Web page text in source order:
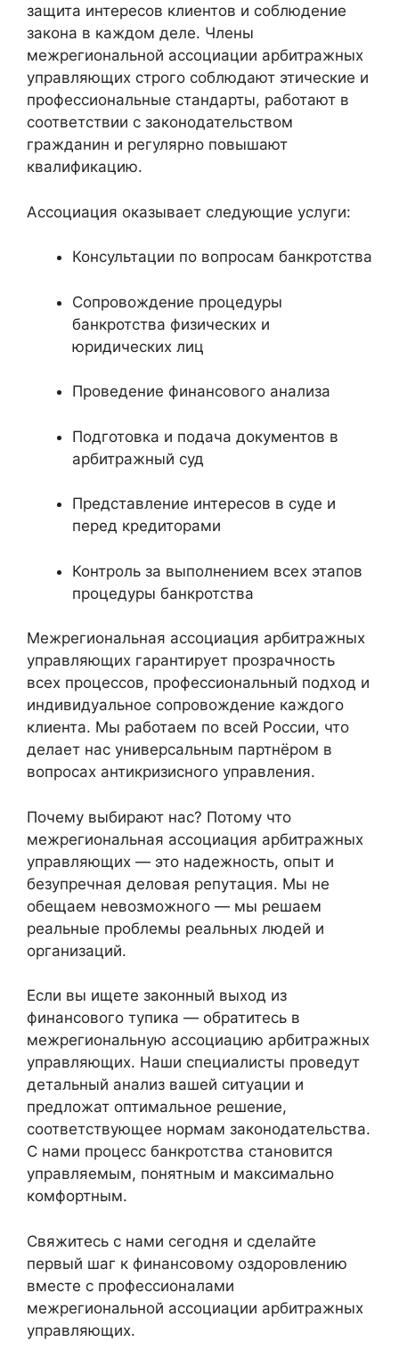
защита интересов клиентов и соблюдение
закона в каждом деле. Члены
межрегиональной ассоциации арбитражных
управляющих строго соблюдают этические и
профессиональные стандарты, работают в
соответствии с законодательством
гражданин и регулярно повышают
квалификацию.
Ассоциация оказывает следующие услуги:
Консультации по вопросам банкротства
Сопровождение процедуры
банкротства физических и
юридических лиц
Проведение финансового анализа
Подготовка и подача документов в
арбитражный суд
Представление интересов в суде и
перед кредиторами
Контроль за выполнением всех этапов
процедуры банкротства
Межрегиональная ассоциация арбитражных
управляющих гарантирует прозрачность
всех процессов, профессиональный подход и
индивидуальное сопровождение каждого
клиента. Мы работаем по всей России, что
делает нас универсальным партнёром в
вопросах антикризисного управления.
Почему выбирают нас? Потому что
межрегиональная ассоциация арбитражных
управляющих — это надежность, опыт и
безупречная деловая репутация. Мы не
обещаем невозможного — мы решаем
реальные проблемы реальных людей и
организаций.
Если вы ищете законный выход из
финансового тупика — обратитесь в
межрегиональную ассоциацию арбитражных
управляющих. Наши специалисты проведут
детальный анализ вашей ситуации и
предложат оптимальное решение,
соответствующее нормам законодательства.
С нами процесс банкротства становится
управляемым, понятным и максимально
комфортным.
Свяжитесь с нами сегодня и сделайте
первый шаг к финансовому оздоровлению
вместе с профессионалами
межрегиональной ассоциации арбитражных
управляющих.